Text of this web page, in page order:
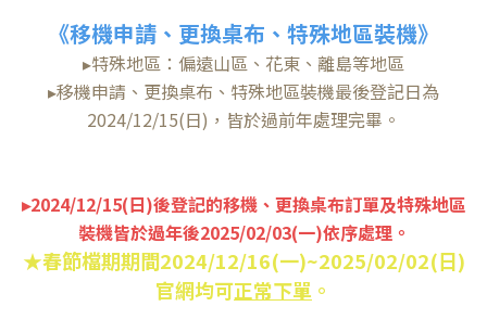
《移機申請、更換桌布、特殊地區裝機》
▸特殊地區：偏遠山區、花東、離島等地區
▸移機申請、更換桌布、特殊地區裝機最後登記日為
2024/12/15(日)，皆於過前年處理完畢。
▸2024/12/15(日)後登記的移機、更換桌布訂單及特殊地區
裝機皆於過年後2025/02/03(一)依序處理。
★春節檔期期間2024/12/16(一)~2025/02/02(日)
官網均可正常下單 。